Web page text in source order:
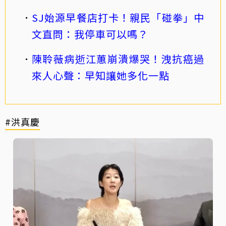
SJ始源早餐店打卡！親民「碰拳」中
文直問：我停車可以嗎？
陳聆薇病逝江蕙崩潰爆哭！洩抗癌過
來人心聲：早知讓她多化一點
#洪真慶